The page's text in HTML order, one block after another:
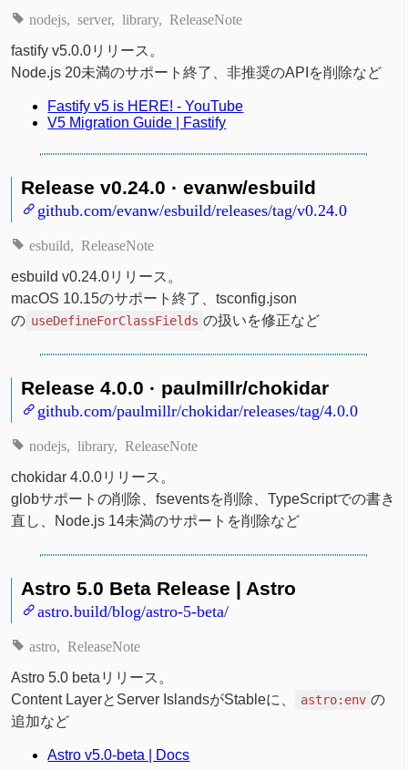
nodejs server library ReleaseNote
fastify v5.0.0リリース。
Node.js 20未満のサポート終了、非推奨のAPIを削除など
Fastify v5 is HERE! - YouTube
V5 Migration Guide | Fastify
Release v0.24.0 · evanw/esbuild
github.com/evanw/esbuild/releases/tag/v0.24.0
esbuild ReleaseNote
esbuild v0.24.0リリース。
macOS 10.15のサポート終了、tsconfig.json
の useDefineForClassFields の扱いを修正など
Release 4.0.0 · paulmillr/chokidar
github.com/paulmillr/chokidar/releases/tag/4.0.0
nodejs library ReleaseNote
chokidar 4.0.0リリース。
globサポートの削除、fseventsを削除、TypeScriptでの書き
直し、Node.js 14未満のサポートを削除など
Astro 5.0 Beta Release | Astro
astro.build/blog/astro-5-beta/
astro ReleaseNote
Astro 5.0 betaリリース。
Content LayerとServer IslandsがStableに、
astro:env の
追加など
Astro v5.0-beta | Docs